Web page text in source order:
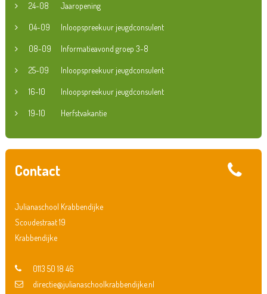
24-08 Jaaropening
04-09 Inloopspreekuur jeugdconsulent
08-09 Informatieavond groep 3-8
25-09 Inloopspreekuur jeugdconsulent
16-10 Inloopspreekuur jeugdconsulent
19-10 Herfstvakantie
Contact
Julianaschool Krabbendijke
Scoudestraat 19
Krabbendijke
0113 50 18 46
directie@julianaschoolkrabbendijke.nl